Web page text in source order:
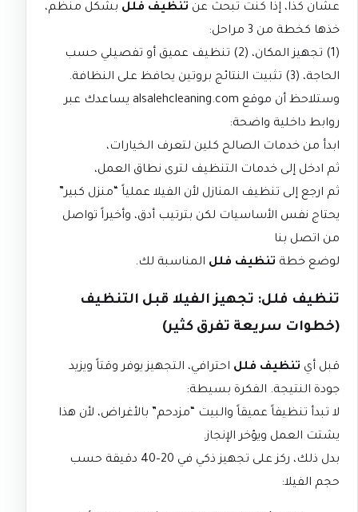
عشان كذا، إذا كنت تبحث عن تنظيف فلل بشكل منظم،
خذها كخطة من 3 مراحل:
(1) تجهيز المكان، (2) تنظيف عميق أو تفصيلي حسب
الحاجة، (3) تثبيت النتائج بروتين يحافظ على النظافة.
وستلاحظ أن موقع alsalehcleaning.com يساعدك عبر
روابط داخلية واضحة:
ابدأ من خدمات الصالح كلين لتعرف الخيارات،
ثم ادخل إلى خدمات التنظيف لترى نطاق العمل،
ثم ارجع إلى تنظيف المنازل لأن الفيلا عملياً “منزل كبير”
يحتاج نفس الأساسيات لكن بترتيب أدق، وأخيراً تواصل
من اتصل بنا
لوضع خطة تنظيف فلل المناسبة لك.
تنظيف فلل: تجهيز الفيلا قبل التنظيف
(خطوات سريعة تفرق كثير)
قبل أي تنظيف فلل احترافي، التجهيز يوفر وقتاً ويزيد
جودة النتيجة. الفكرة بسيطة:
لا تبدأ تنظيفاً عميقاً والبيت “مزدحم” بالأغراض، لأن هذا
يشتت العمل ويؤخر الإنجاز.
بدل ذلك، ركز على تجهيز ذكي في 20–40 دقيقة حسب
حجم الفيلا: